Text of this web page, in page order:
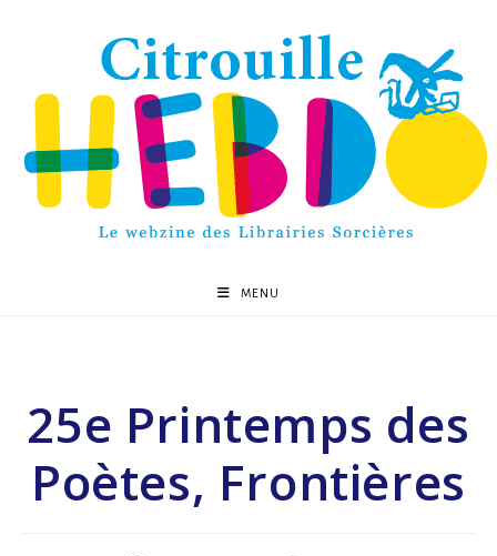
MENU
25e Printemps des
Poètes, Frontières